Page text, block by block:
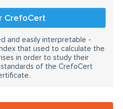
CrefoCert
and easily interpretable -
that used to calculate the
in order to study their
of the CrefoCert